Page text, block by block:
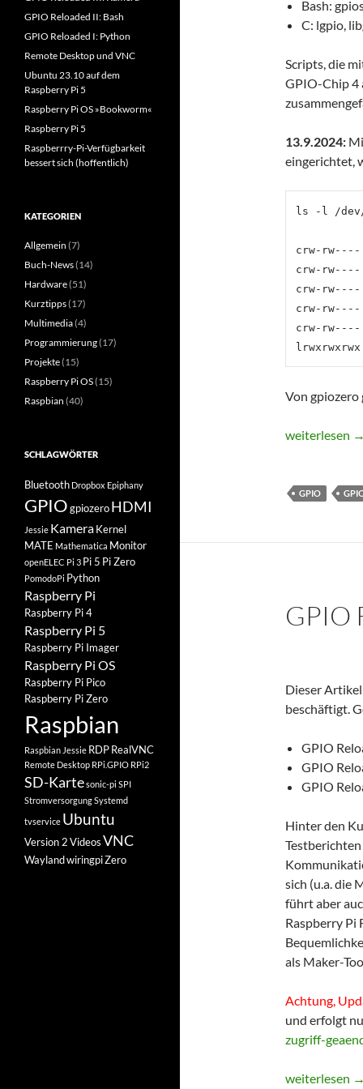
Bash:
C: lgpio,
Scripts, die
GPIO-Chip 4
13.9.2024:
eingerichtet,
ls -l /
crw-rw----
crw-rw----
crw-rw----
crw-rw----
crw-rw----
Von
Low-Level-
weiterlesen →
GPIO
GPIO
Dieser
beschäftigt.
GPIO
GPIO
GPIO
Hinter den
sich (u.a. die
führt aber
Raspberry Pi
als Maker-
Achtung,
und erfolgt
zugriff-
GPIO
weiterlesen →
GPIO Reloaded II: Bash
GPIO Reloaded I: Python
Remote Desktop und VNC
Ubuntu 23.10 auf dem
Raspberry Pi 5
Raspberry Pi OS »Bookworm«
Raspberry Pi 5
Raspberrry-Pi-Verfügbarkeit
bessert sich (hoffentlich)
KATEGORIEN
Allgemein (7)
Buch-News(14)
Hardware(51)
Kurztipps(17)
Multimedia(4)
Programmierung(17)
Projekte(15)
Raspberry Pi OS(15)
Raspbian (40)
SCHLAGWÖRTER
Bluetooth Dropbox Epiphany
GPIOgpiozeroHDMI
Jessie KameraKernel
MATE Mathematica Monitor
openELEC Pi 3 Pi 5 Pi Zero
PomodoPi Python
Raspberry Pi
Raspberry Pi 4
Raspberry Pi 5
Raspberry Pi Imager
Raspberry Pi OS
Raspberry Pi Pico
Raspberry Pi Zero
Raspbian
Raspbian Jessie RDPRealVNC
Remote Desktop RPi.GPIO RPi2
SD-Kartesonic-pi SPI
StromversorgungSystemd
tvservice Ubuntu
Version 2VideosVNC
WaylandwiringpiZero